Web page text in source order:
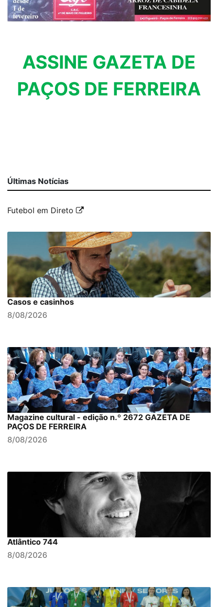
ASSINE GAZETA DE
PAÇOS DE FERREIRA
Últimas Notícias
Futebol em Direto
Casos e casinhos
8/08/2026
Magazine cultural - edição n.º 2672 GAZETA DE
PAÇOS DE FERREIRA
8/08/2026
Atlântico 744
8/08/2026